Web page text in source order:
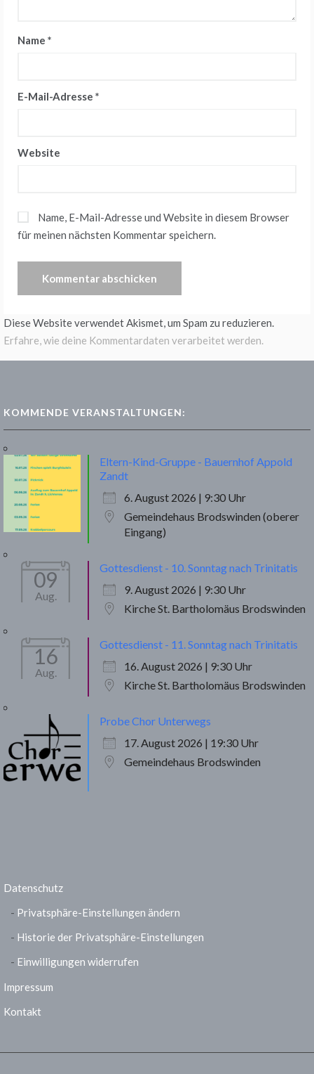
Name *
E-Mail-Adresse *
Website
Name, E-Mail-Adresse und Website in diesem Browser
für meinen nächsten Kommentar speichern.
Diese Website verwendet Akismet, um Spam zu reduzieren.
Erfahre, wie deine Kommentardaten verarbeitet werden.
KOMMENDE VERANSTALTUNGEN:
Eltern-Kind-Gruppe - Bauernhof Appold
Zandt
6. August 2026 | 9:30 Uhr
Gemeindehaus Brodswinden (oberer
Eingang)
09
Aug.
Gottesdienst - 10. Sonntag nach Trinitatis
9. August 2026 | 9:30 Uhr
Kirche St. Bartholomäus Brodswinden
16
Aug.
Gottesdienst - 11. Sonntag nach Trinitatis
16. August 2026 | 9:30 Uhr
Kirche St. Bartholomäus Brodswinden
Probe Chor Unterwegs
17. August 2026 | 19:30 Uhr
Gemeindehaus Brodswinden
Datenschutz
Privatsphäre-Einstellungen ändern
Historie der Privatsphäre-Einstellungen
Einwilligungen widerrufen
Impressum
Kontakt